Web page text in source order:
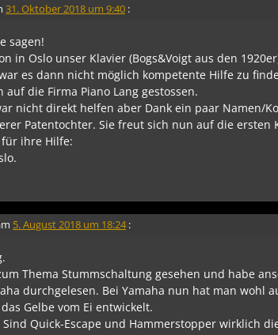
31. Oktober 2018 um 9:40 :
sagen!
in Oslo unser Klavier (Bogs&Voigt aus den
es dann nicht möglich kompetente Hilfe zu
die Firma Piano Lang gestossen.
nicht direkt helfen aber Dank ein paar Namen/
Patentochter. Sie freut sich nun auf die ersten
für ihre Hilfe:
5. August 2018 um 18:24 :
Thema Stummschaltung gesehen und habe
durchgelesen. Bei Yamaha nun hat man wohl
Gelbe vom Ei entwickelt.
Quick-Escape und Hammerstopper wirklich